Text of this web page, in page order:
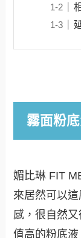
霧面粉
媚比琳 FIT
來居然可以
感，很自然
值高的粉底液